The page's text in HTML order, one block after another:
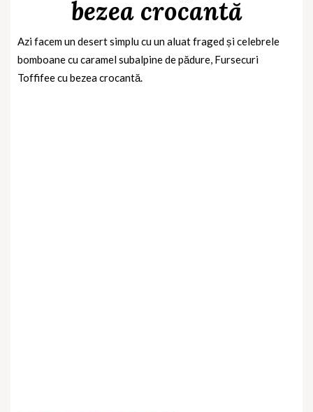
bezea crocantă
Azi facem un desert simplu cu un aluat fraged și celebrele
bomboane cu caramel subalpine de pădure, Fursecuri
Toffifee cu bezea crocantă.